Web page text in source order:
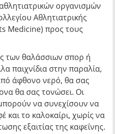
οργανισμών
Αθλητιατρικής
Medicine) προς τους
των θαλάσσιων σπορ ή
παιχνίδια στην παραλία,
άφθονο νερό, θα σας
θα σας τονώσει. Οι
να συνεχίσουν να
το καλοκαίρι, χωρίς να
εξαιτίας της καφεΐνης.